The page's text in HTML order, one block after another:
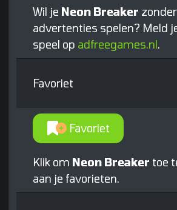
Wil je Neon Breaker zonder
advertenties spelen? Meld
speel op adfreegames.nl.
Favoriet
Favoriet
Klik om Neon Breaker toe
aan je favorieten.